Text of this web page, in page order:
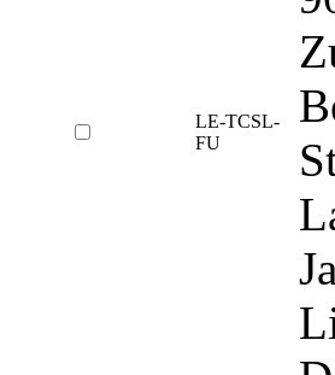
LE-TCSL-
FU